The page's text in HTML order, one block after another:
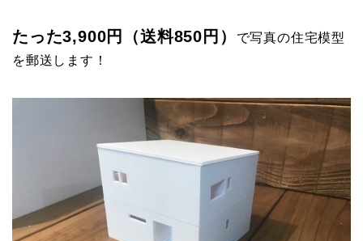
たった3,900円（送料850円）
で写真の住宅模型
を郵送します！